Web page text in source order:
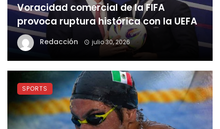
Voracidad comercial de la FIFA
provoca ruptura histórica con la UEFA
Redacción julio 30, 2026
SPORTS